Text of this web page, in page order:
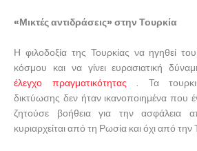
«Μικτές αντιδράσεις» στην Τουρκία
Η φιλοδοξία της Τουρκίας να ηγηθεί
κόσμου και να γίνει ευρασιατική
έλεγχο πραγματικότητας. Τα
δικτύωσης δεν ήταν ικανοποιημένα που
ζητούσε βοήθεια για την
κυριαρχείται από τη Ρωσία και όχι από την